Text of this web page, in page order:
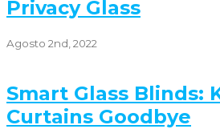
Privacy Glass
Agosto 2nd, 2022
Smart Glass Blinds:
Curtains Goodbye